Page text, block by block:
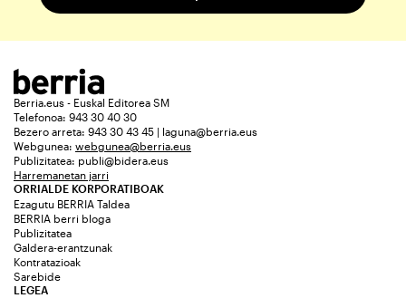
Berria.eus - Euskal Editorea SM
Telefonoa: 943 30 40 30
Bezero arreta: 943 30 43 45 | laguna@berria.eus
Webgunea: webgunea@berria.eus
Publizitatea: publi@bidera.eus
Harremanetan jarri
ORRIALDE KORPORATIBOAK
Ezagutu BERRIA Taldea
BERRIA berri bloga
Publizitatea
Galdera-erantzunak
Kontratazioak
Sarebide
LEGEA